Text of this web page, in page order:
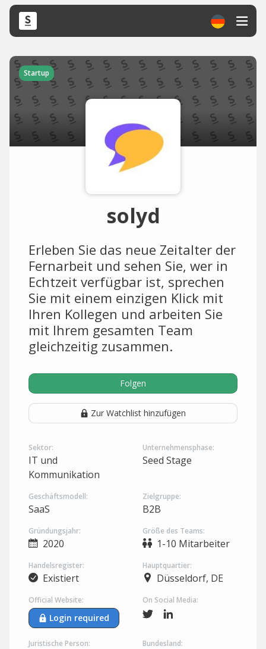
Startup
solyd
Erleben Sie das neue Zeitalter der
Fernarbeit und sehen Sie, wer in
Echtzeit verfügbar ist, sprechen
Sie mit einem einzigen Klick mit
Ihren Kollegen und arbeiten Sie
mit Ihrem gesamten Team
gleichzeitig zusammen.
Folgen
Zur Watchlist hinzufügen
Sektor:
IT und
Kommunikation
Unternehmensphase:
Seed Stage
Geschäftsmodell:
SaaS
Zielgruppe:
B2B
Gründungsjahr:
2020
Größe des Teams:
1-10 Mitarbeiter
Handelsregister:
Existiert
Hauptquartier:
Düsseldorf, DE
Official Website:
Login required
On Social Media:
Juristische Person: Bundesland: